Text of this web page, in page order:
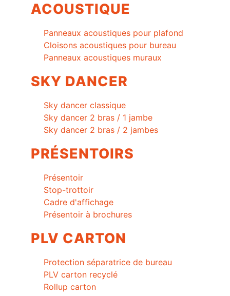
ACOUSTIQUE
Panneaux acoustiques pour plafond
Cloisons acoustiques pour bureau
Panneaux acoustiques muraux
SKY DANCER
Sky dancer classique
Sky dancer 2 bras / 1 jambe
Sky dancer 2 bras / 2 jambes
PRÉSENTOIRS
Présentoir
Stop-trottoir
Cadre d'affichage
Présentoir à brochures
PLV CARTON
Protection séparatrice de bureau
PLV carton recyclé
Rollup carton